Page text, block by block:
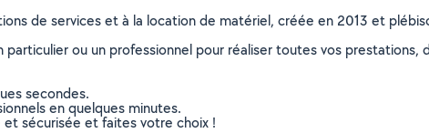
de services et à la location de matériel, créée en 2013 et
ou un professionnel pour réaliser toutes vos
secondes.
en quelques minutes.
et sécurisée et faites votre choix !